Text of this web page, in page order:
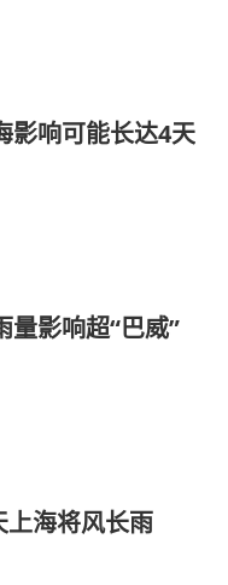
影响可能长达4天
量影响超“巴威”
上海将风长雨